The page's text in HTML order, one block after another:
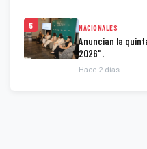
5 NACIONALES
Anuncian la
2026".
Hace 2 días